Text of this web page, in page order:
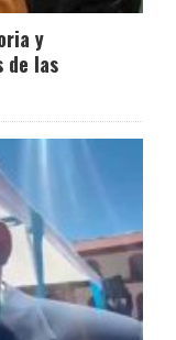
y
de las